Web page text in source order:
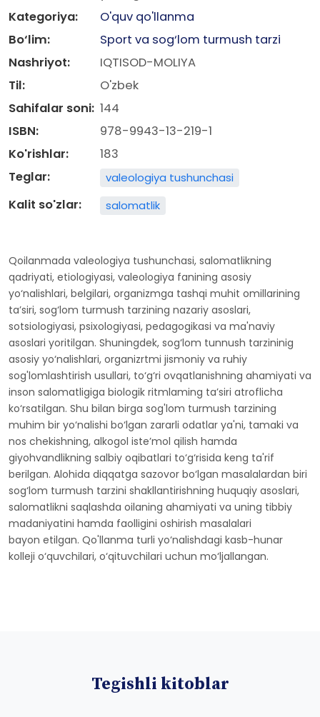
Kategoriya:
O'quv qo'llanma
Bo‘lim:
Sport va sog‘lom turmush tarzi
Nashriyot:
IQTISOD-MOLIYA
Til:
O'zbek
Sahifalar soni: 144
ISBN:
978-9943-13-219-1
Ko'rishlar:
183
Teglar:
valeologiya tushunchasi
Kalit so'zlar: salomatlik
Qoilanmada valeologiya tushunchasi, salomatlikning
qadriyati, etiologiyasi, valeologiya fanining asosiy
yo‘nalishlari, belgilari, organizmga tashqi muhit omillarining
ta’siri, sog‘lom turmush tarzining nazariy asoslari,
sotsiologiyasi, psixologiyasi, pedagogikasi va ma'naviy
asoslari yoritilgan. Shuningdek, sog‘lom tunnush tarzininig
asosiy yo‘nalishlari, organizrtmi jismoniy va ruhiy
sog'lomlashtirish usullari, to‘g‘ri ovqatlanishning ahamiyati va
inson salomatligiga biologik ritmlaming ta’siri atroflicha
ko‘rsatilgan. Shu bilan birga sog'lom turmush tarzining
muhim bir yo‘nalishi bo‘lgan zararli odatlar ya'ni, tamaki va
nos chekishning, alkogol iste’mol qilish hamda
giyohvandlikning salbiy oqibatlari to‘g‘risida keng ta'rif
berilgan. Alohida diqqatga sazovor bo‘lgan masalalardan biri
sog‘lom turmush tarzini shakllantirishning huquqiy asoslari,
salomatlikni saqlashda oilaning ahamiyati va uning tibbiy
madaniyatini hamda faolligini oshirish masalalari
bayon etilgan. Qo'llanma turli yo‘nalishdagi kasb-hunar
kolleji o‘quvchilari, o‘qituvchilari uchun mo‘ljallangan.
Tegishli kitoblar